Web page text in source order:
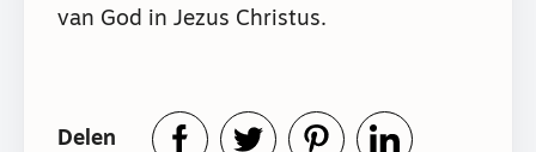
van God in Jezus Christus.
Delen